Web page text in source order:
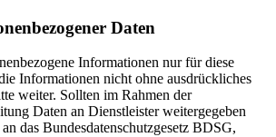
Daten
Informationen nur für diese
Informationen nicht ohne ausdrückliches
weiter. Sollten im Rahmen der
Daten an Dienstleister weitergegeben
das Bundesdatenschutzgesetz BDSG,